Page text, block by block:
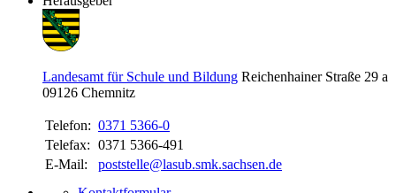
Landesamt für Schule und Bildung Reichenhainer Straße 29 a
09126 Chemnitz
Telefon: 0371 5366-0
Telefax: 0371 5366-491
E-Mail:
poststelle@lasub.smk.sachsen.de